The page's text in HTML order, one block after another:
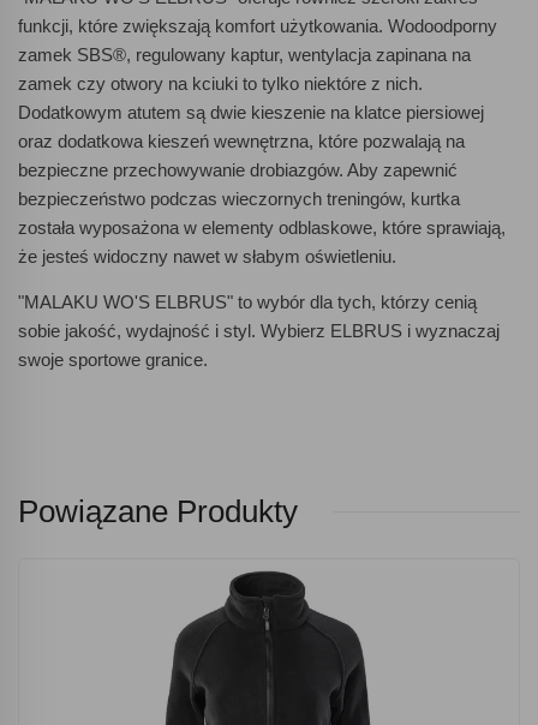
funkcji, które zwiększają komfort użytkowania. Wodoodporny
zamek SBS®, regulowany kaptur, wentylacja zapinana na
zamek czy otwory na kciuki to tylko niektóre z nich.
Dodatkowym atutem są dwie kieszenie na klatce piersiowej
oraz dodatkowa kieszeń wewnętrzna, które pozwalają na
bezpieczne przechowywanie drobiazgów. Aby zapewnić
bezpieczeństwo podczas wieczornych treningów, kurtka
została wyposażona w elementy odblaskowe, które sprawiają,
że jesteś widoczny nawet w słabym oświetleniu.
"MALAKU WO'S ELBRUS" to wybór dla tych, którzy cenią
sobie jakość, wydajność i styl. Wybierz ELBRUS i wyznaczaj
swoje sportowe granice.
Powiązane Produkty